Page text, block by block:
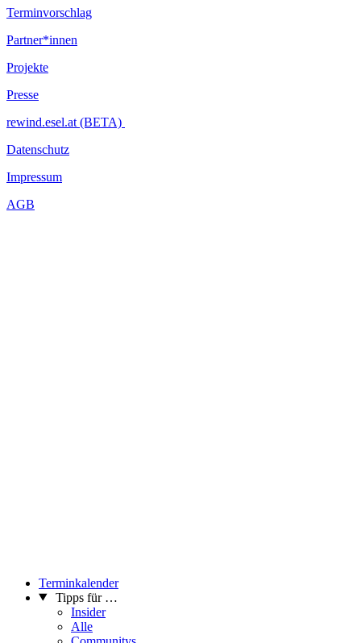
Terminvorschlag
Partner*innen
Projekte
Presse
rewind.esel.at (BETA)
Datenschutz
Impressum
AGB
Terminkalender
Tipps für …
Insider
Alle